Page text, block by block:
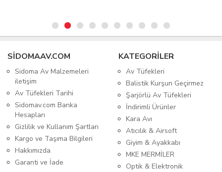
SIDOMAAV.COM
Sidoma Av Malzemeleri
iletişim
Av Tüfekleri Tarihi
Sidomav.com Banka
Hesapları
Gizlilik ve Kullanım Şartları
Kargo ve Taşıma Bilgileri
Hakkımızda
Garanti ve İade
KATEGORİLER
Av Tüfekleri
Balistik Kurşun Geçirmez
Şarjörlü Av Tüfekleri
İndirimli Ürünler
Kara Avı
Atıcılık & Airsoft
Giyim & Ayakkabı
MKE MERMİLER
Optik & Elektronik